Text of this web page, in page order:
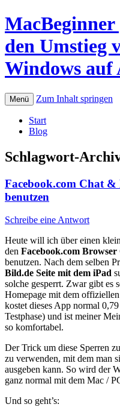
den Umstieg
Windows auf
Menü Zum Inhalt springen
Start
Blog
Schlagwort-
Facebook.com Chat &
benutzen
Schreibe eine Antwort
Heute will ich über einen
den Facebook.com Browser
benutzen. Nach dem selben
Bild.de Seite mit dem iPad
solche gesperrt. Zwar gibt es
Homepage mit dem offiziellen
kostet dieses App normal
Testphase) und ist meiner
so komfortabel.
Der Trick um diese Sperren
zu verwenden, mit dem man
ausgeben kann. So wird der
ganz normal mit dem Mac /
Und so geht’s: